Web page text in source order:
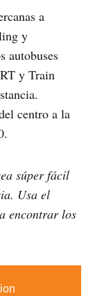
a
y
autobuses
y Train
centro a la
súper fácil
Usa el
encontrar los